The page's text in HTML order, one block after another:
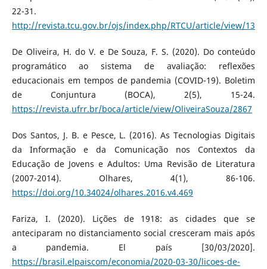
22-31.
http://revista.tcu.gov.br/ojs/index.php/RTCU/article/view/1355
De Oliveira, H. do V. e De Souza, F. S. (2020). Do conteúdo
programático ao sistema de avaliação: reflexões
educacionais em tempos de pandemia (COVID-19). Boletim
de Conjuntura (BOCA), 2(5), 15-24.
https://revista.ufrr.br/boca/article/view/OliveiraSouza/2867
Dos Santos, J. B. e Pesce, L. (2016). As Tecnologias Digitais
da Informação e da Comunicação nos Contextos da
Educação de Jovens e Adultos: Uma Revisão de Literatura
(2007-2014). Olhares, 4(1), 86-106.
https://doi.org/10.34024/olhares.2016.v4.469
Fariza, I. (2020). Lições de 1918: as cidades que se
anteciparam no distanciamento social cresceram mais após
a pandemia. El país [30/03/2020].
https://brasil.elpaiscom/economia/2020-03-30/licoes-de-